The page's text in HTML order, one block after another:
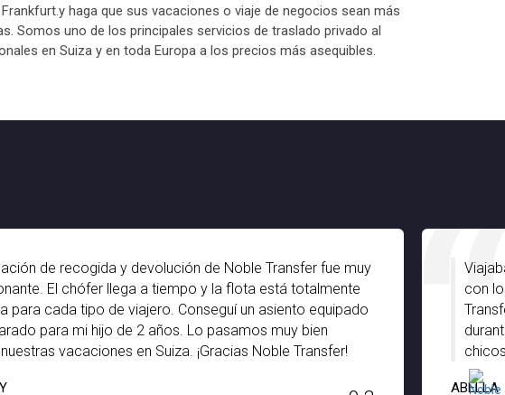
y haga que sus vacaciones o viaje de negocios sean más
Somos uno de los principales servicios de traslado privado al
en Suiza y en toda Europa a los precios más asequibles.
de recogida y devolución de Noble Transfer fue muy
El chófer llega a tiempo y la flota está totalmente
para cada tipo de viajero. Conseguí un asiento equipado
para mi hijo de 2 años. Lo pasamos muy bien
vacaciones en Suiza. ¡Gracias Noble Transfer!
con
ABELLA